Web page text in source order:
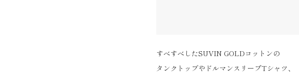
すべすべしたSUVIN GOLDコットンの
タンクトップやドルマンスリーブTシャツ、